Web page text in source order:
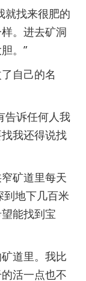
找来很肥的
。进去矿洞
。”
自己的名
诉任何人我
我还得说找
矿道里每天
地下几百米
能找到宝
道里。我比
活一点也不